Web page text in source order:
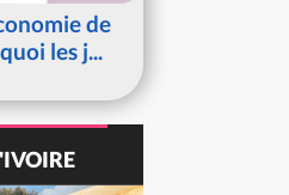
de
les j...